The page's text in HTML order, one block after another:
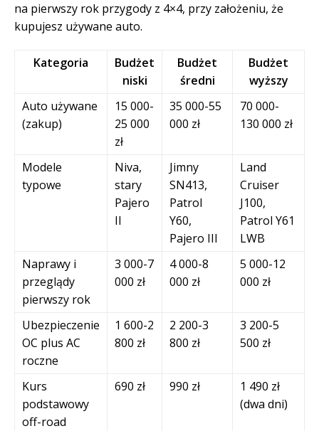
na pierwszy rok przygody z 4×4, przy założeniu, że
kupujesz używane auto.
Kategoria
Budżet
niski
Budżet
średni
Budżet
wyższy
Auto używane
(zakup)
15 000-
25 000
zł
35 000-55
000 zł
70 000-
130 000 zł
Modele
typowe
Niva,
stary
Pajero
II
Jimny
SN413,
Patrol
Y60,
Pajero III
Land
Cruiser
J100,
Patrol Y61
LWB
Naprawy i
przeglądy
pierwszy rok
3 000-7
000 zł
4 000-8
000 zł
5 000-12
000 zł
Ubezpieczenie
OC plus AC
roczne
1 600-2
800 zł
2 200-3
800 zł
3 200-5
500 zł
Kurs
podstawowy
off-road
690 zł 990 zł
1 490 zł
(dwa dni)